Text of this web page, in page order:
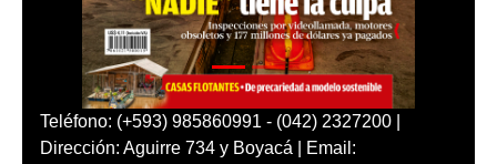
Teléfono: (+593) 985860991 - (042) 2327200 |
Dirección: Aguirre 734 y Boyacá | Email: